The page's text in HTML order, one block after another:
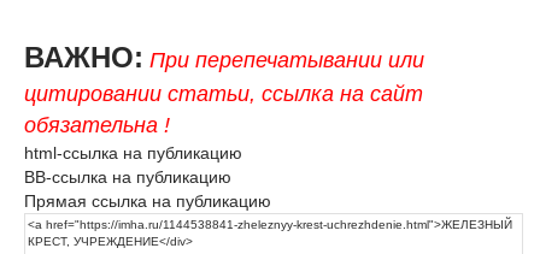
ВАЖНО: При перепечатывании или
цитировании статьи, ссылка на сайт
обязательна !
html-ссылка на публикацию
BB-ссылка на публикацию
Прямая ссылка на публикацию